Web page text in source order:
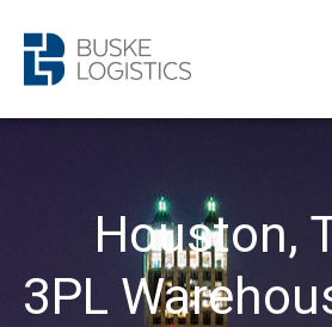
Houston,
3PL